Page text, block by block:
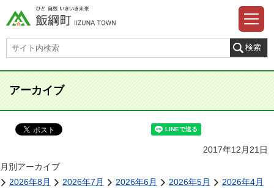
アーカイブ
2017年12月21日
月別アーカイブ
2026年8月
2026年7月 2026年6月 2026年5月
2026年4月